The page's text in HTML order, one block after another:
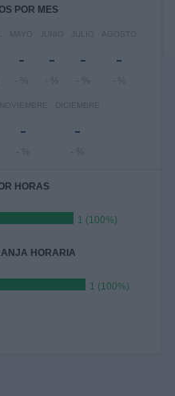
POR MES
MAYO
-
- %
JUNIO
-
- %
JULIO
-
- %
AGOSTO
-
- %
NOVIEMBRE
-
- %
DICIEMBRE
-
- %
HORAS
1 (100%)
HORARIA
1 (100%)